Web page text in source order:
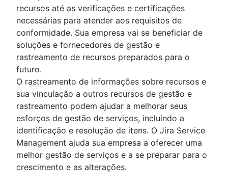
recursos até as verificações e certificações
necessárias para atender aos requisitos de
conformidade. Sua empresa vai se beneficiar de
soluções e fornecedores de gestão e
rastreamento de recursos preparados para o
futuro.
O rastreamento de informações sobre recursos e
sua vinculação a outros recursos de gestão e
rastreamento podem ajudar a melhorar seus
esforços de gestão de serviços, incluindo a
identificação e resolução de itens. O Jira Service
Management ajuda sua empresa a oferecer uma
melhor gestão de serviços e a se preparar para o
crescimento e as alterações.